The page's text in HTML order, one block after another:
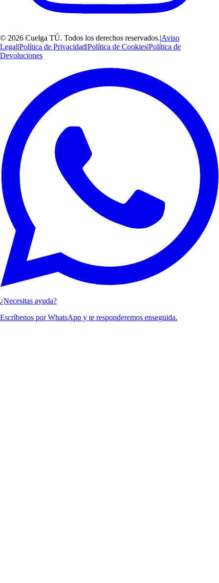
© 2026 Cuelga TÚ. Todos los derechos reservados.|Aviso
Legal|Política de Privacidad|Política de Cookies|Política de
Devoluciones
¿Necesitas ayuda?
Escríbenos por WhatsApp y te responderemos enseguida.